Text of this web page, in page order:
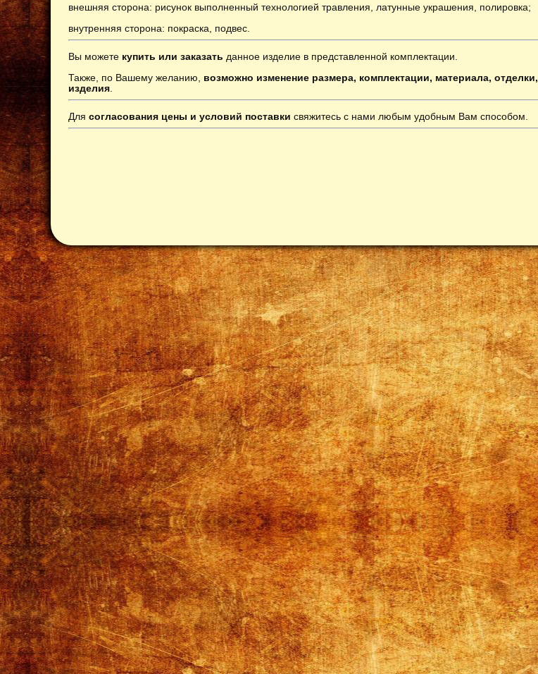
внешняя сторона: рисунок выполненный технологией травления, латунные украшения, полировка;
внутренняя сторона: покраска, подвес
Вы можете купить или заказать данное изделие в представленной комплектации.
Также, по Вашему желанию, возможно изменение размера, комплектации, материала,
изделия
Для согласования цены и условий поставки свяжитесь с нами любым удобным Вам способом.